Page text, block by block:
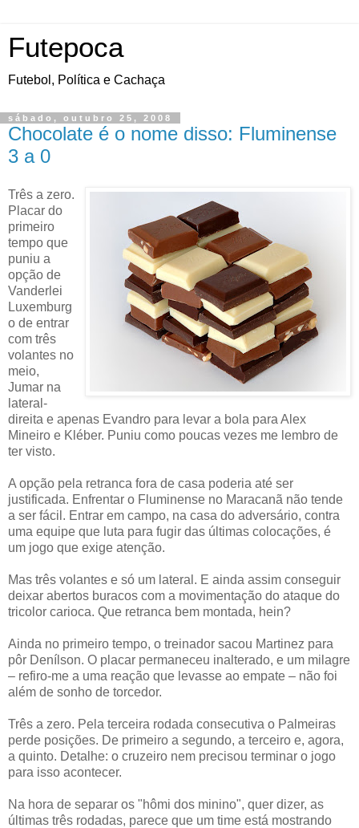
Futepoca
Futebol, Política e Cachaça
sábado, outubro 25, 2008
Chocolate é o nome disso: Fluminense
3 a 0
Três a zero.
Placar do
primeiro
tempo que
puniu a
opção de
Vanderlei
Luxemburg
o de entrar
com três
volantes no
meio,
Jumar na
lateral-
direita e apenas Evandro para levar a bola para Alex
Mineiro e Kléber. Puniu como poucas vezes me lembro de
ter visto.
A opção pela retranca fora de casa poderia até ser
justificada. Enfrentar o Fluminense no Maracanã não tende
a ser fácil. Entrar em campo, na casa do adversário, contra
uma equipe que luta para fugir das últimas colocações, é
um jogo que exige atenção.
Mas três volantes e só um lateral. E ainda assim conseguir
deixar abertos buracos com a movimentação do ataque do
tricolor carioca. Que retranca bem montada, hein?
Ainda no primeiro tempo, o treinador sacou Martinez para
pôr Denílson. O placar permaneceu inalterado, e um milagre
– refiro-me a uma reação que levasse ao empate – não foi
além de sonho de torcedor.
Três a zero. Pela terceira rodada consecutiva o Palmeiras
perde posições. De primeiro a segundo, a terceiro e, agora,
a quinto. Detalhe: o cruzeiro nem precisou terminar o jogo
para isso acontecer.
Na hora de separar os "hômi dos minino", quer dizer, as
últimas três rodadas, parece que um time está mostrando